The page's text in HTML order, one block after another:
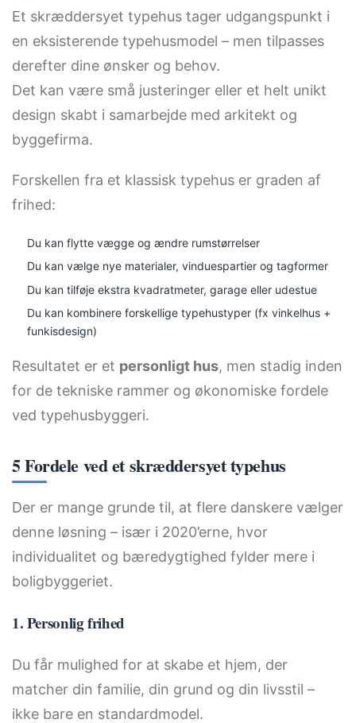
Et skræddersyet typehus tager udgangspunkt i
en eksisterende typehusmodel – men tilpasses
derefter dine ønsker og behov.
Det kan være små justeringer eller et helt unikt
design skabt i samarbejde med arkitekt og
byggefirma.
Forskellen fra et klassisk typehus er graden af
frihed:
Du kan flytte vægge og ændre rumstørrelser
Du kan vælge nye materialer, vinduespartier og tagformer
Du kan tilføje ekstra kvadratmeter, garage eller udestue
Du kan kombinere forskellige typehustyper (fx vinkelhus +
funkisdesign)
Resultatet er et personligt hus, men stadig inden
for de tekniske rammer og økonomiske fordele
ved typehusbyggeri.
5Fordele ved et skræddersyet typehus
Der er mange grunde til, at flere danskere vælger
denne løsning – især i 2020’erne, hvor
individualitet og bæredygtighed fylder mere i
boligbyggeriet.
1. Personlig frihed
Du får mulighed for at skabe et hjem, der
matcher din familie, din grund og din livsstil –
ikke bare en standardmodel.